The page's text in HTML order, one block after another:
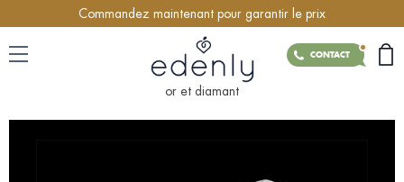
Commandez maintenant pour garantir le prix
CONTACT
or et diamant